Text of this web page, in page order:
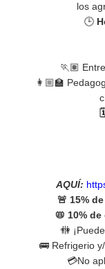
los
🕒
🏃🏽
👩🏼‍🏫
AQUÍ:
🚨 15%
📛 10%
🚻
🚌 Refrigerio
💳No